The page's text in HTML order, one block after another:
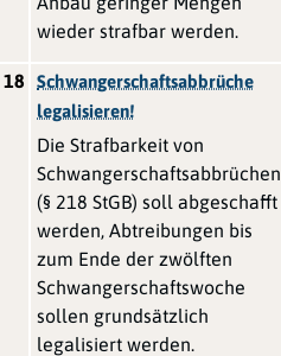
wieder strafbar werden.
18
Schwangerschaftsabbrüche
legalisieren!
Die Strafbarkeit von
Schwangerschaftsabbrüchen
(§ 218 StGB) soll abgeschafft
werden, Abtreibungen bis
zum Ende der zwölften
Schwangerschaftswoche
sollen grundsätzlich
legalisiert werden.